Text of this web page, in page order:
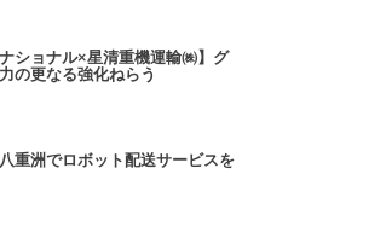
ショナル×星清重機運輸㈱】グ
の更なる強化ねらう
重洲でロボット配送サービスを